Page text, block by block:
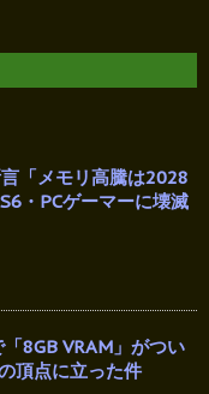
言「メモリ高騰は2028
・PCゲーマーに壊滅
8GB VRAM」がつい
頂点に立った件